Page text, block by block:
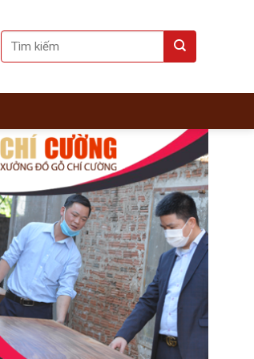
Search
for: